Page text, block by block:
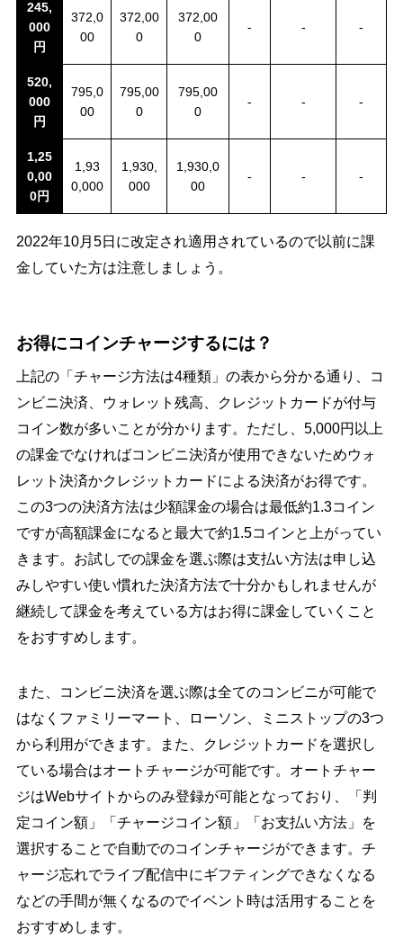
245,
000
円
372,0
00
372,00
0
372,00
0
- - -
520,
000
円
795,0
00
795,00
0
795,00
0
- - -
1,25
0,00
0円
1,93
0,000
1,930,
000
1,930,0
00
- - -
2022年10月5日に改定され適用されているので以前に課
金していた方は注意しましょう。
お得にコインチャージするには？
上記の「チャージ方法は4種類」の表から分かる通り、コ
ンビニ決済、ウォレット残高、クレジットカードが付与
コイン数が多いことが分かります。ただし、5,000円以上
の課金でなければコンビニ決済が使用できないためウォ
レット決済かクレジットカードによる決済がお得です。
この3つの決済方法は少額課金の場合は最低約1.3コイン
ですが高額課金になると最大で約1.5コインと上がってい
きます。お試しでの課金を選ぶ際は支払い方法は申し込
みしやすい使い慣れた決済方法で十分かもしれませんが
継続して課金を考えている方はお得に課金していくこと
をおすすめします。
また、コンビニ決済を選ぶ際は全てのコンビニが可能で
はなくファミリーマート、ローソン、ミニストップの3つ
から利用ができます。また、クレジットカードを選択し
ている場合はオートチャージが可能です。オートチャー
ジはWebサイトからのみ登録が可能となっており、「判
定コイン額」「チャージコイン額」「お支払い方法」を
選択することで自動でのコインチャージができます。チ
ャージ忘れでライブ配信中にギフティングできなくなる
などの手間が無くなるのでイベント時は活用することを
おすすめします。